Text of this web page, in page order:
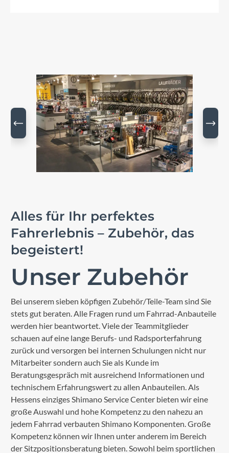
Bildergalerie überspringen
Alles für Ihr perfektes
Fahrerlebnis – Zubehör, das
begeistert!
Unser Zubehör
Bei unserem sieben köpfigen Zubehör/Teile-Team sind Sie
stets gut beraten. Alle Fragen rund um Fahrrad-Anbauteile
werden hier beantwortet. Viele der Teammitglieder
schauen auf eine lange Berufs- und Radsporterfahrung
zurück und versorgen bei internen Schulungen nicht nur
Mitarbeiter sondern auch Sie als Kunde im
Beratungsgespräch mit ausreichend Informationen und
technischem Erfahrungswert zu allen Anbauteilen. Als
Hessens einziges Shimano Service Center bieten wir eine
große Auswahl und hohe Kompetenz zu den nahezu an
jedem Fahrrad verbauten Shimano Komponenten. Große
Kompetenz können wir Ihnen unter anderem im Bereich
der Sitzpositionsberatung bieten. Sowohl beim sportlichen